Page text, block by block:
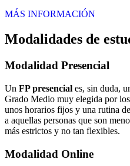
MÁS INFORMACIÓN
Modalidades de
Modalidad Presencial
Un FP presencial es, sin duda,
Grado Medio muy elegida por
unos horarios fijos y una rutina
a aquellas personas que son
más estrictos y no tan flexibles.
Modalidad Online